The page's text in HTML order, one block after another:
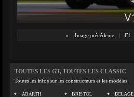
« Image précédente | F1
TOUTES LES GT, TOUTES LES CLASSIC
Toutes les infos sur les constructeurs et les modèles.
ABARTH
BRISTOL
DELAGE